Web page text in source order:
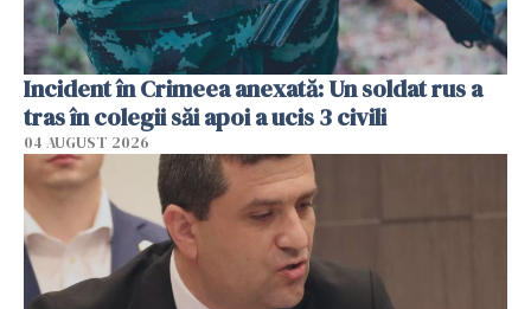
Incident în Crimeea anexată: Un soldat rus a
tras în colegii săi apoi a ucis 3 civili
04 AUGUST 2026